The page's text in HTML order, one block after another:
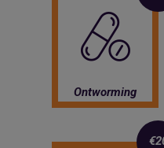
Ontworming